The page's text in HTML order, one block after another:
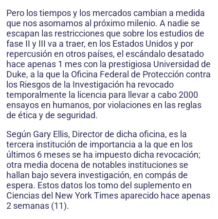
Pero los tiempos y los mercados cambian a medida
que nos asomamos al próximo milenio. A nadie se
escapan las restricciones que sobre los estudios de
fase II y III va a traer, en los Estados Unidos y por
repercusión en otros países, el escándalo desatado
hace apenas 1 mes con la prestigiosa Universidad de
Duke, a la que la Oficina Federal de Protección contra
los Riesgos de la Investigación ha revocado
temporalmente la licencia para llevar a cabo 2000
ensayos en humanos, por violaciones en las reglas
de ética y de seguridad.
Según Gary Ellis, Director de dicha oficina, es la
tercera institución de importancia a la que en los
últimos 6 meses se ha impuesto dicha revocación;
otra media docena de notables instituciones se
hallan bajo severa investigación, en compás de
espera. Estos datos los tomo del suplemento en
Ciencias del New York Times aparecido hace apenas
2 semanas (11).